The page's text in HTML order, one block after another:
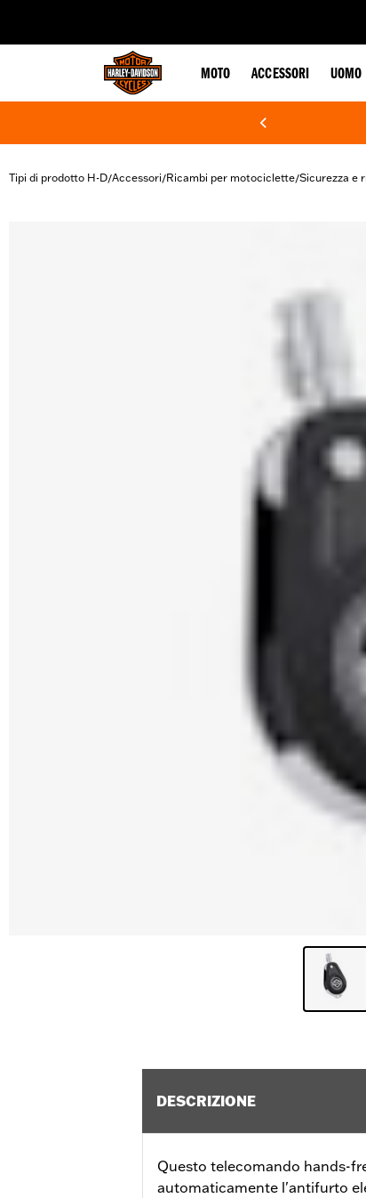
MOTO ACCESSORI UOMO
Tipi di prodotto H-D/Accessori/Ricambi per motociclette/Sicurezza e
DESCRIZIONE
Questo telecomando hands-
automaticamente l'antifurto